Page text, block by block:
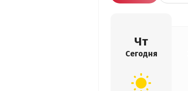
Чт
Сегодня